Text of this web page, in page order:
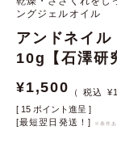
ングジェルオイル
アンドネイ
10g【石澤研
¥1,500 ¥
[ 15 ポイント進呈 ]
[最短翌日発送！]
※条件あ